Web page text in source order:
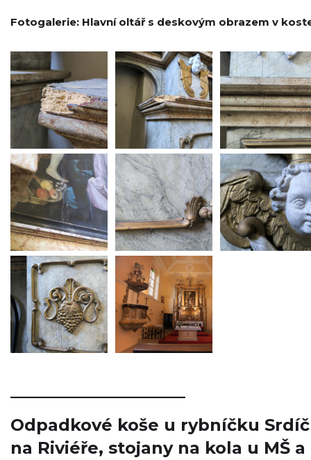
Odpadkové koše u rybníčku
na Riviéře, stojany na kola u MŠ a